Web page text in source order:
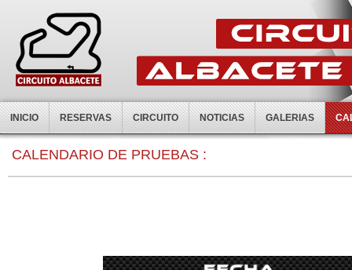
INICIO RESERVAS CIRCUITO NOTICIAS GALERIAS
CALENDARIO DE PRUEBAS :
0:00